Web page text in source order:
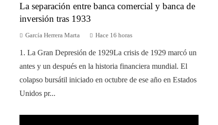
La separación entre banca comercial y banca de
inversión tras 1933
García Herrera Marta Hace 16 horas
1. La Gran Depresión de 1929La crisis de 1929 marcó un
antes y un después en la historia financiera mundial. El
colapso bursátil iniciado en octubre de ese año en Estados
Unidos pr...